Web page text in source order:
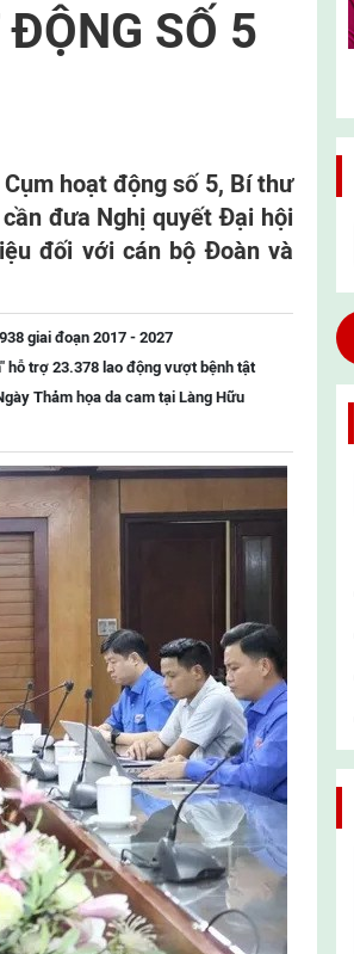
SỐ 5
hoạt động số 5, Bí thư
đưa Nghị quyết Đại hội
đối với cán bộ Đoàn và
giai đoạn 2017 - 2027
hỗ trợ 23.378 lao động vượt bệnh tật
Thảm họa da cam tại Làng Hữu